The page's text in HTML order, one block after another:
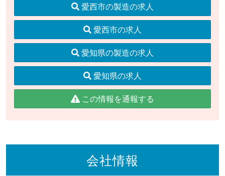
愛西市の製造の求人
愛西市の求人
愛知県の製造の求人
愛知県の求人
この情報を通報する
会社情報